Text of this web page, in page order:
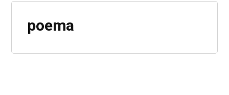
poema